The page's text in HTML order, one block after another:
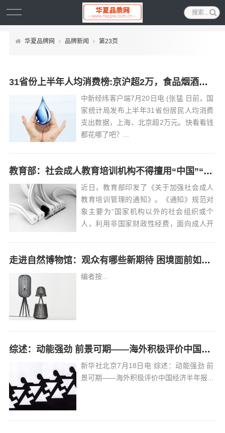
华夏品牌网 品牌新闻 第23页
31省份上半年人均消费榜:京沪超2万，食品烟酒占比高
中新经纬客户端7月20日电 (张猛 日前，国
家统计局发布上半年31省份居民人均消费
支出数据，上海、北京超2万元。快看看钱
都花哪了吧？...
教育部：社会成人教育培训机构不得擅用“中国”“全国”“国家”等字词
近日，教育部印发了《关于加强社会成人
教育培训管理的通知》。《通知》规范对
象主要为“国家机构以外的社会组织或个
人，利用非国家财政性经费，面向成人开
业，以及在民政部门核准登记的民办非企
业单位、民办非学历高等教育机构等...
走进自然博物馆：观众有哪些新期待 困境面前如何破局
编者按...
综述：动能强劲 前景可期——海外积极评价中国经济半年报
新华社北京7月18日电 综述：动能强劲 前
景可期——海外积极评价中国经济半年报...